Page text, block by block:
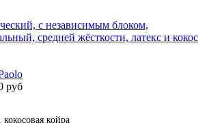
руб
кокосовая койра